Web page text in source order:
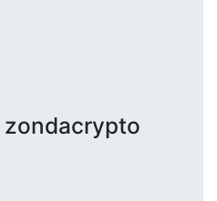
zondacrypto